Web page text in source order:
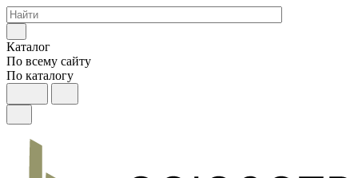
Каталог
По всему сайту
По каталогу